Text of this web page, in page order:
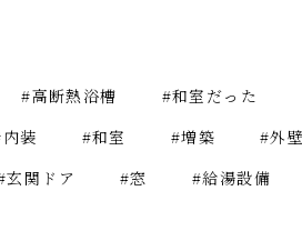
#高断熱浴槽
#和室だった
装 #和室 #増築
#外
玄関ドア #窓 #給湯設備